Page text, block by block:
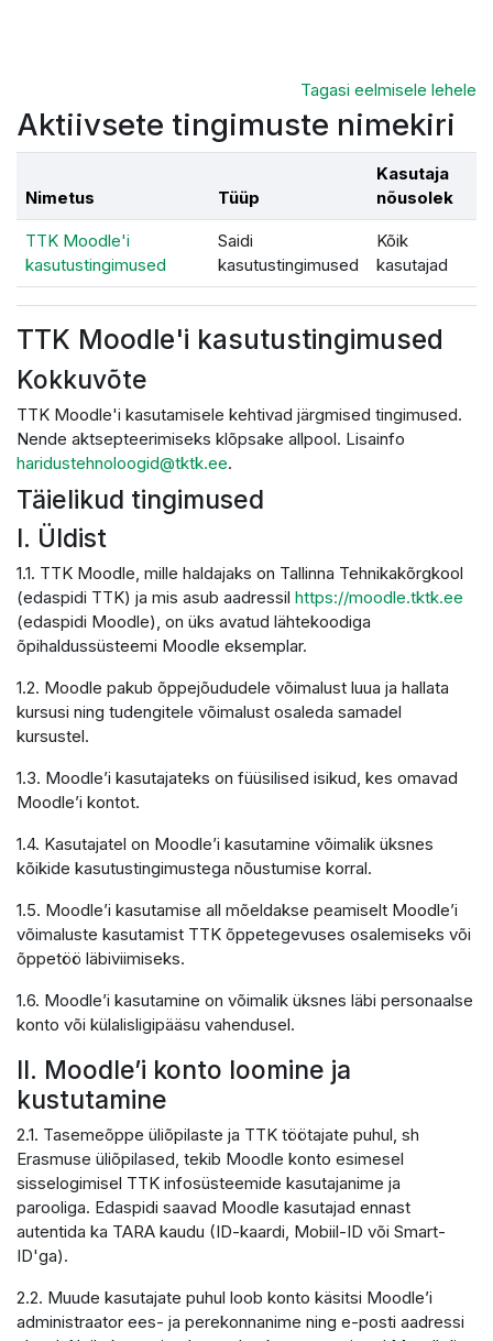
Tagasi eelmisele lehele
Aktiivsete tingimuste nimekiri
Nimetus Tüüp
Kasutaja
nõusolek
TTK Moodle'i
kasutustingimused
Saidi
kasutustingimused
Kõik
kasutajad
TTK Moodle'i kasutustingimused
Kokkuvõte
TTK Moodle'i kasutamisele kehtivad järgmised tingimused.
Nende aktsepteerimiseks klõpsake allpool. Lisainfo
haridustehnoloogid@tktk.ee.
Täielikud tingimused
I. Üldist
1.1. TTK Moodle, mille haldajaks on Tallinna Tehnikakõrgkool
(edaspidi TTK) ja mis asub aadressil https://moodle.tktk.ee
(edaspidi Moodle), on üks avatud lähtekoodiga
õpihaldussüsteemi Moodle eksemplar.
1.2. Moodle pakub õppejõududele võimalust luua ja hallata
kursusi ning tudengitele võimalust osaleda samadel
kursustel.
1.3. Moodle’i kasutajateks on füüsilised isikud, kes omavad
Moodle’i kontot.
1.4. Kasutajatel on Moodle’i kasutamine võimalik üksnes
kõikide kasutustingimustega nõustumise korral.
1.5. Moodle’i kasutamise all mõeldakse peamiselt Moodle’i
võimaluste kasutamist TTK õppetegevuses osalemiseks või
õppetöö läbiviimiseks.
1.6. Moodle’i kasutamine on võimalik üksnes läbi personaalse
konto või külalisligipääsu vahendusel.
II. Moodle’i konto loomine ja
kustutamine
2.1. Tasemeõppe üliõpilaste ja TTK töötajate puhul, sh
Erasmuse üliõpilased, tekib Moodle konto esimesel
sisselogimisel TTK infosüsteemide kasutajanime ja
parooliga. Edaspidi saavad Moodle kasutajad ennast
autentida ka TARA kaudu (ID-kaardi, Mobiil-ID või Smart-
ID'ga).
2.2. Muude kasutajate puhul loob konto käsitsi Moodle’i
administraator ees- ja perekonnanime ning e-posti aadressi